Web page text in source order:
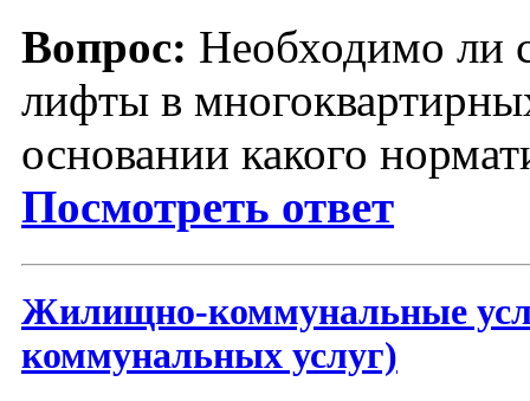
Вопрос: Необходимо ли
лифты в
основании какого
Посмотреть ответ
Жилищно-коммунальные
коммунальных услуг)